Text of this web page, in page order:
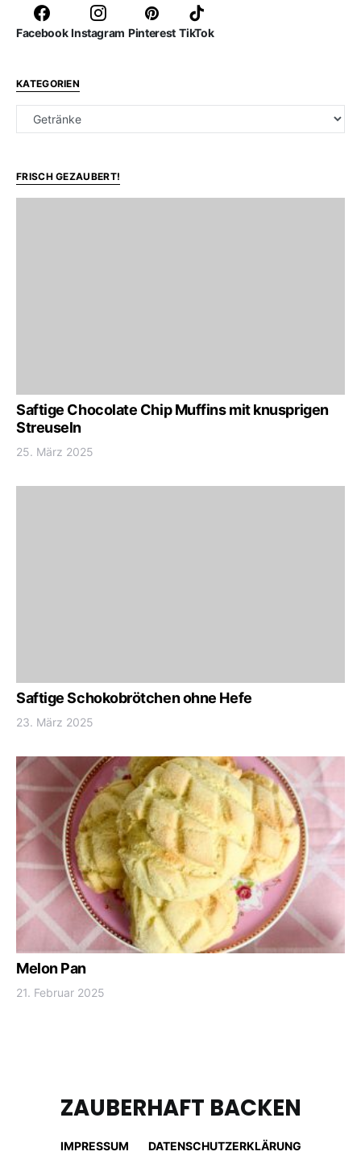
Facebook Instagram Pinterest TikTok
KATEGORIEN
Kategorien
FRISCH GEZAUBERT!
Saftige Chocolate Chip Muffins mit knusprigen
Streuseln
25. März 2025
Saftige Schokobrötchen ohne Hefe
23. März 2025
Melon Pan
21. Februar 2025
ZAUBERHAFT BACKEN
IMPRESSUM DATENSCHUTZERKLÄRUNG